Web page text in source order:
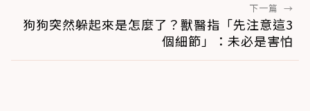
下一篇 →
狗狗突然躲起來是怎麼了？獸醫指「先注意這3
個細節」：未必是害怕